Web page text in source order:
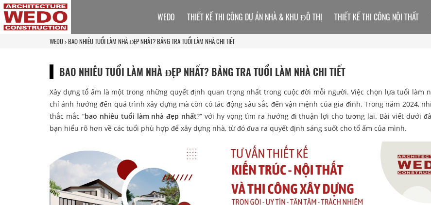
WEDO BAO NHIÊU TUỔI LÀM NHÀ ĐẸP NHẤT? BẢNG TRA TUỔI LÀM NHÀ CHI TIẾT
BAO NHIÊU TUỔI LÀM NHÀ ĐẸP NHẤT? BẢNG TRA TUỔI LÀM NHÀ CHI TIẾT
Xây dựng tổ ấm là một trong những quyết định quan trọng nhất trong cuộc đời mỗi người. Việc chọn lựa tuổi làm
chỉ ảnh hưởng đến quá trình xây dựng mà còn có tác động sâu sắc đến vận mệnh của gia đình. Trong năm 2024,
thắc mắc “bao nhiêu tuổi làm nhà đẹp nhất?” với hy vọng tìm ra hướng đi thuận lợi cho tương lai. Bài viết dưới
bạn hiểu rõ hơn về các tuổi phù hợp để xây dựng nhà, từ đó đưa ra quyết định sáng suốt cho tổ ấm của mình.
WEDO THIẾT KẾ THI CÔNG DỰ ÁN NHÀ & KHU ĐÔ THỊ THIẾT KẾ THI CÔNG NỘI THẤT